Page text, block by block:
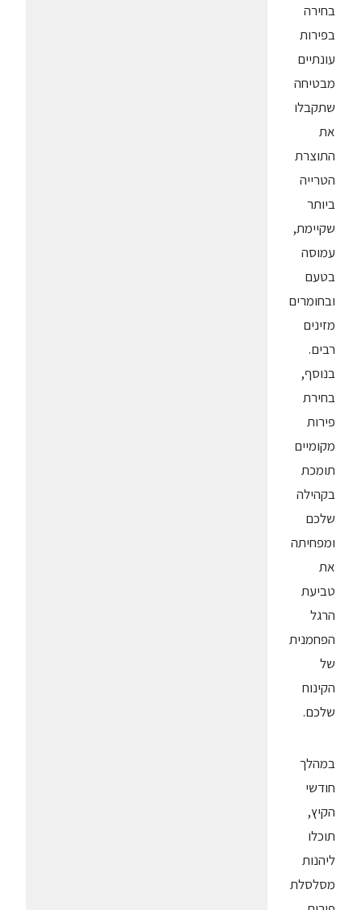
בחירה
בפירות
עונתיים
מבטיחה
שתקבלו
את
התוצרת
הטרייה
ביותר
שקיימת,
עמוסה
בטעם
ובחומרים
מזינים
רבים.
בנוסף,
בחירת
פירות
מקומיים
תומכת
בקהילה
שלכם
ומפחיתה
את
טביעת
הרגל
הפחמנית
של
הקינוח
שלכם.
במהלך
חודשי
הקיץ,
תוכלו
ליהנות
מסלסלת